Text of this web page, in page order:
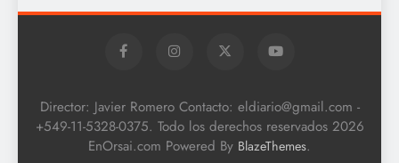
Director: Javier Romero Contacto: eldiario@gmail.com -
+549-11-5328-0375. Todo los derechos reservados 2026
EnOrsai.com Powered By BlazeThemes.